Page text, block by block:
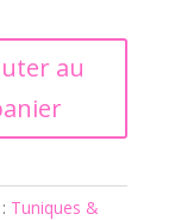
au
Tuniques &